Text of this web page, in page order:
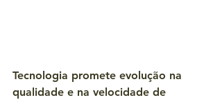
Tecnologia promete evolução na
qualidade e na velocidade de